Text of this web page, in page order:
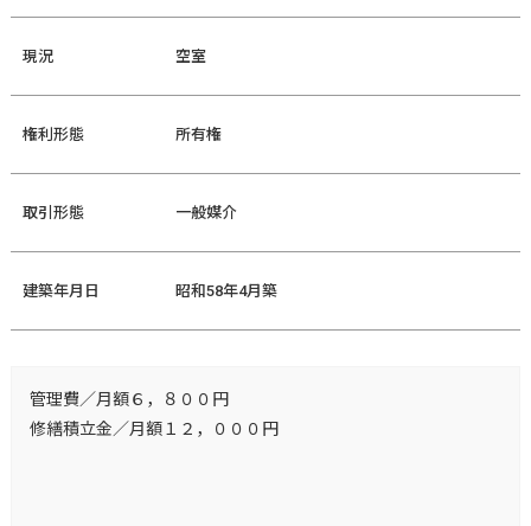
現況 空室
権利形態 所有権
取引形態 一般媒介
建築年月日 昭和58年4月築
管理費／月額６，８００円
修繕積立金／月額１２，０００円